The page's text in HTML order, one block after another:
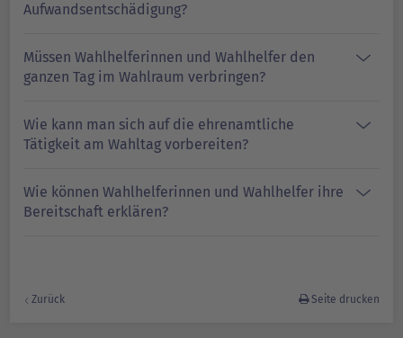
Aufwandsentschädigung?
Müssen Wahlhelferinnen und Wahlhelfer den
ganzen Tag im Wahlraum verbringen?
Wie kann man sich auf die ehrenamtliche
Tätigkeit am Wahltag vorbereiten?
Wie können Wahlhelferinnen und Wahlhelfer ihre
Bereitschaft erklären?
Zurück Seite drucken